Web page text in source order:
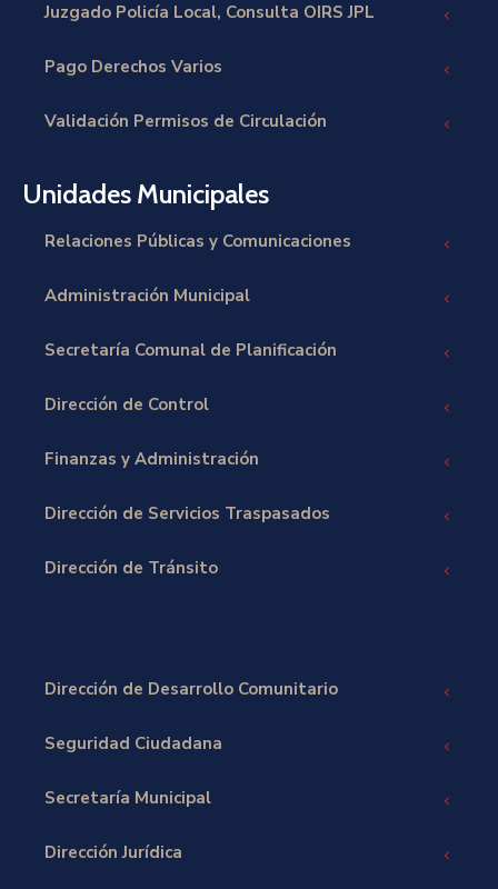
Juzgado Policía Local, Consulta OIRS JPL
Pago Derechos Varios
Validación Permisos de Circulación
Unidades Municipales
Relaciones Públicas y Comunicaciones
Administración Municipal
Secretaría Comunal de Planificación
Dirección de Control
Finanzas y Administración
Dirección de Servicios Traspasados
Dirección de Tránsito
Dirección de Desarrollo Comunitario
Seguridad Ciudadana
Secretaría Municipal
Dirección Jurídica